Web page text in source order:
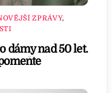
ZPRÁVY,
dámy nad 50 let.